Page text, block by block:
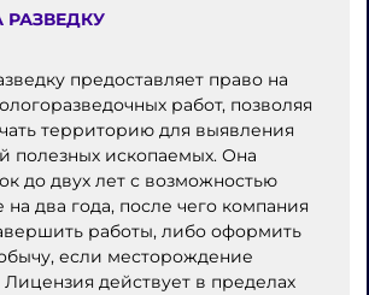
предоставляет право на
работ, позволяя
территорию для выявления
полезных ископаемых. Она
до двух лет с возможностью
два года, после чего компания
работы, либо оформить
если месторождение
действует в пределах